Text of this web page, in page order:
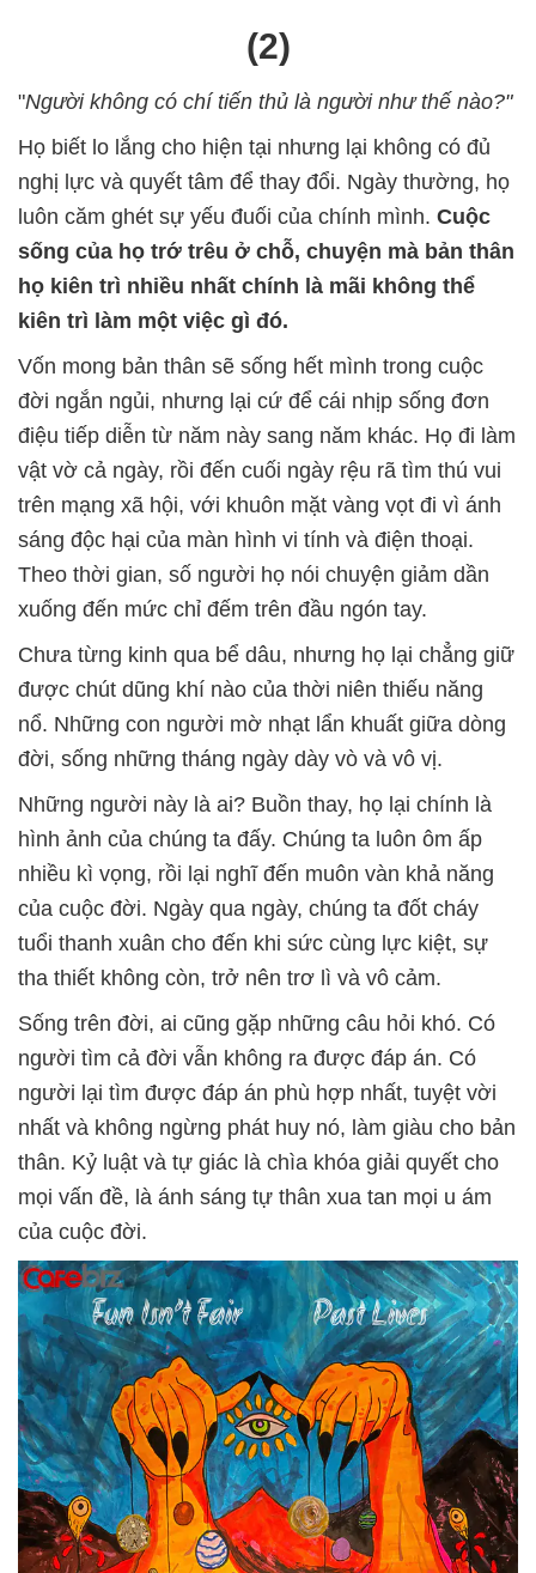
(2)
"Người không có chí tiến thủ là người như thế nào?"
Họ biết lo lắng cho hiện tại nhưng lại không có đủ
nghị lực và quyết tâm để thay đổi. Ngày thường, họ
luôn căm ghét sự yếu đuối của chính mình. Cuộc
sống của họ trớ trêu ở chỗ, chuyện mà bản thân
họ kiên trì nhiều nhất chính là mãi không thể
kiên trì làm một việc gì đó.
Vốn mong bản thân sẽ sống hết mình trong cuộc
đời ngắn ngủi, nhưng lại cứ để cái nhịp sống đơn
điệu tiếp diễn từ năm này sang năm khác. Họ đi làm
vật vờ cả ngày, rồi đến cuối ngày rệu rã tìm thú vui
trên mạng xã hội, với khuôn mặt vàng vọt đi vì ánh
sáng độc hại của màn hình vi tính và điện thoại.
Theo thời gian, số người họ nói chuyện giảm dần
xuống đến mức chỉ đếm trên đầu ngón tay.
Chưa từng kinh qua bể dâu, nhưng họ lại chẳng giữ
được chút dũng khí nào của thời niên thiếu năng
nổ. Những con người mờ nhạt lẩn khuất giữa dòng
đời, sống những tháng ngày dày vò và vô vị.
Những người này là ai? Buồn thay, họ lại chính là
hình ảnh của chúng ta đấy. Chúng ta luôn ôm ấp
nhiều kì vọng, rồi lại nghĩ đến muôn vàn khả năng
của cuộc đời. Ngày qua ngày, chúng ta đốt cháy
tuổi thanh xuân cho đến khi sức cùng lực kiệt, sự
tha thiết không còn, trở nên trơ lì và vô cảm.
Sống trên đời, ai cũng gặp những câu hỏi khó. Có
người tìm cả đời vẫn không ra được đáp án. Có
người lại tìm được đáp án phù hợp nhất, tuyệt vời
nhất và không ngừng phát huy nó, làm giàu cho bản
thân. Kỷ luật và tự giác là chìa khóa giải quyết cho
mọi vấn đề, là ánh sáng tự thân xua tan mọi u ám
của cuộc đời.